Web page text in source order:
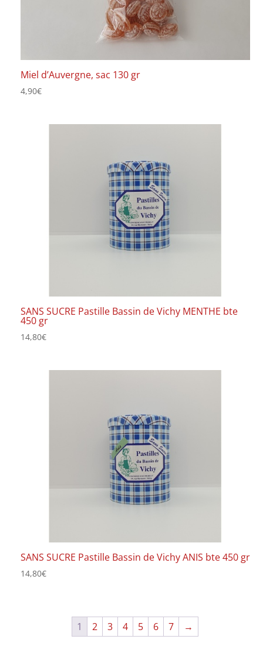
Miel d’Auvergne, sac 130 gr
4,90€
SANS SUCRE Pastille Bassin de Vichy MENTHE bte
450 gr
14,80€
SANS SUCRE Pastille Bassin de Vichy ANIS bte 450 gr
14,80€
1 2 3 4 5 6 7 →